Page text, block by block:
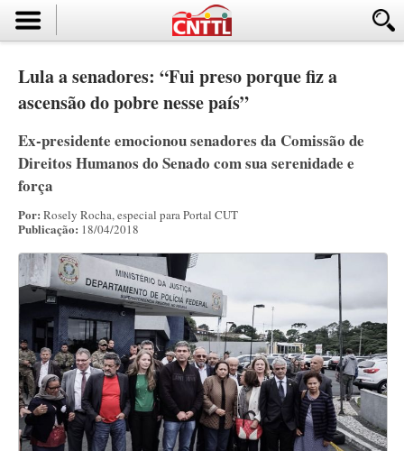
Lula a senadores: “Fui preso porque fiz a
ascensão do pobre nesse país”
Ex-presidente emocionou senadores da Comissão de
Direitos Humanos do Senado com sua serenidade e
força
Por: Rosely Rocha, especial para Portal CUT
Publicação: 18/04/2018